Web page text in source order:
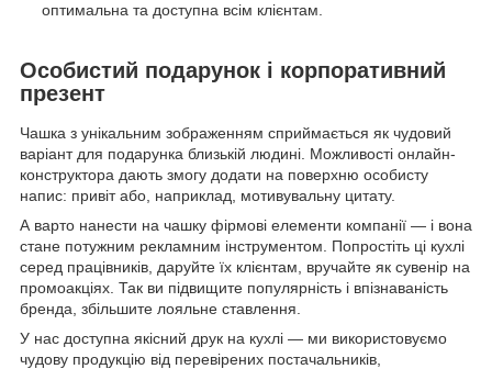
оптимальна та доступна всім клієнтам.
Особистий подарунок і корпоративний
презент
Чашка з унікальним зображенням сприймається як чудовий
варіант для подарунка близькій людині. Можливості онлайн-
конструктора дають змогу додати на поверхню особисту
напис: привіт або, наприклад, мотивувальну цитату.
А варто нанести на чашку фірмові елементи компанії — і вона
стане потужним рекламним інструментом. Попростіть ці кухлі
серед працівників, даруйте їх клієнтам, вручайте як сувенір на
промоакціях. Так ви підвищите популярність і впізнаваність
бренда, збільшите лояльне ставлення.
У нас доступна якісний друк на кухлі — ми використовуємо
чудову продукцію від перевірених постачальників,